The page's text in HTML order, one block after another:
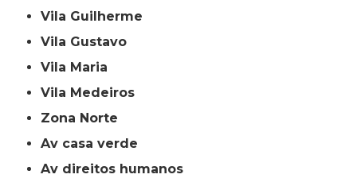
Vila Guilherme
Vila Gustavo
Vila Maria
Vila Medeiros
Zona Norte
av casa verde
av direitos humanos